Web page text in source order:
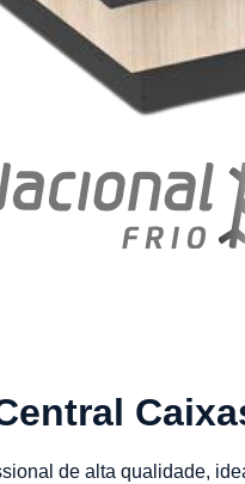
de alta qualidade,